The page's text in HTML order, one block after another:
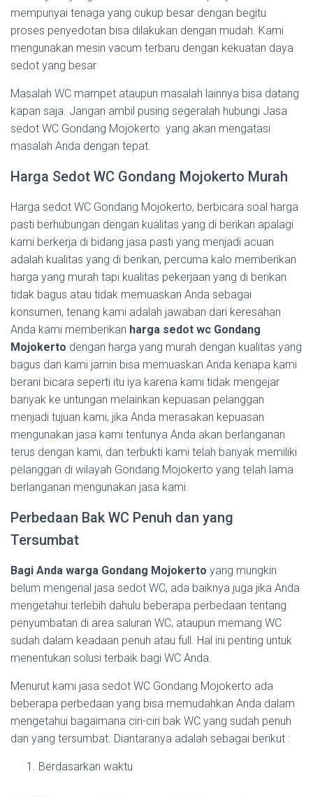
mempunyai tenaga yang cukup besar dengan begitu
proses penyedotan bisa dilakukan dengan mudah. Kami
mengunakan mesin vacum terbaru dengan kekuatan daya
sedot yang besar
Masalah WC mampet ataupun masalah lainnya bisa datang
kapan saja. Jangan ambil pusing segeralah hubungi Jasa
sedot WC Gondang Mojokerto yang akan mengatasi
masalah Anda dengan tepat.
Harga Sedot WC Gondang Mojokerto Murah
Harga sedot WC Gondang Mojokerto, berbicara soal harga
pasti berhubungan dengan kualitas yang di berikan apalagi
kami berkerja di bidang jasa pasti yang menjadi acuan
adalah kualitas yang di berikan, percuma kalo memberikan
harga yang murah tapi kualitas pekerjaan yang di berikan
tidak bagus atau tidak memuaskan Anda sebagai
konsumen, tenang kami adalah jawaban dari keresahan
Anda kami memberikan harga sedot wc Gondang
Mojokerto dengan harga yang murah dengan kualitas yang
bagus dan kami jamin bisa memuaskan Anda kenapa kami
berani bicara seperti itu iya karena kami tidak mengejar
banyak ke untungan melainkan kepuasan pelanggan
menjadi tujuan kami, jika Anda merasakan kepuasan
mengunakan jasa kami tentunya Anda akan berlanganan
terus dengan kami, dan terbukti kami telah banyak memiliki
pelanggan di wilayah Gondang Mojokerto yang telah lama
berlanganan mengunakan jasa kami.
Perbedaan Bak WC Penuh dan yang
Tersumbat
Bagi Anda warga Gondang Mojokerto yang mungkin
belum mengenal jasa sedot WC, ada baiknya juga jika Anda
mengetahui terlebih dahulu beberapa perbedaan tentang
penyumbatan di area saluran WC, ataupun memang WC
sudah dalam keadaan penuh atau full. Hal ini penting untuk
menentukan solusi terbaik bagi WC Anda.
Menurut kami jasa sedot WC Gondang Mojokerto ada
beberapa perbedaan yang bisa memudahkan Anda dalam
mengetahui bagaimana ciri-ciri bak WC yang sudah penuh
dan yang tersumbat. Diantaranya adalah sebagai berikut :
Berdasarkan waktu